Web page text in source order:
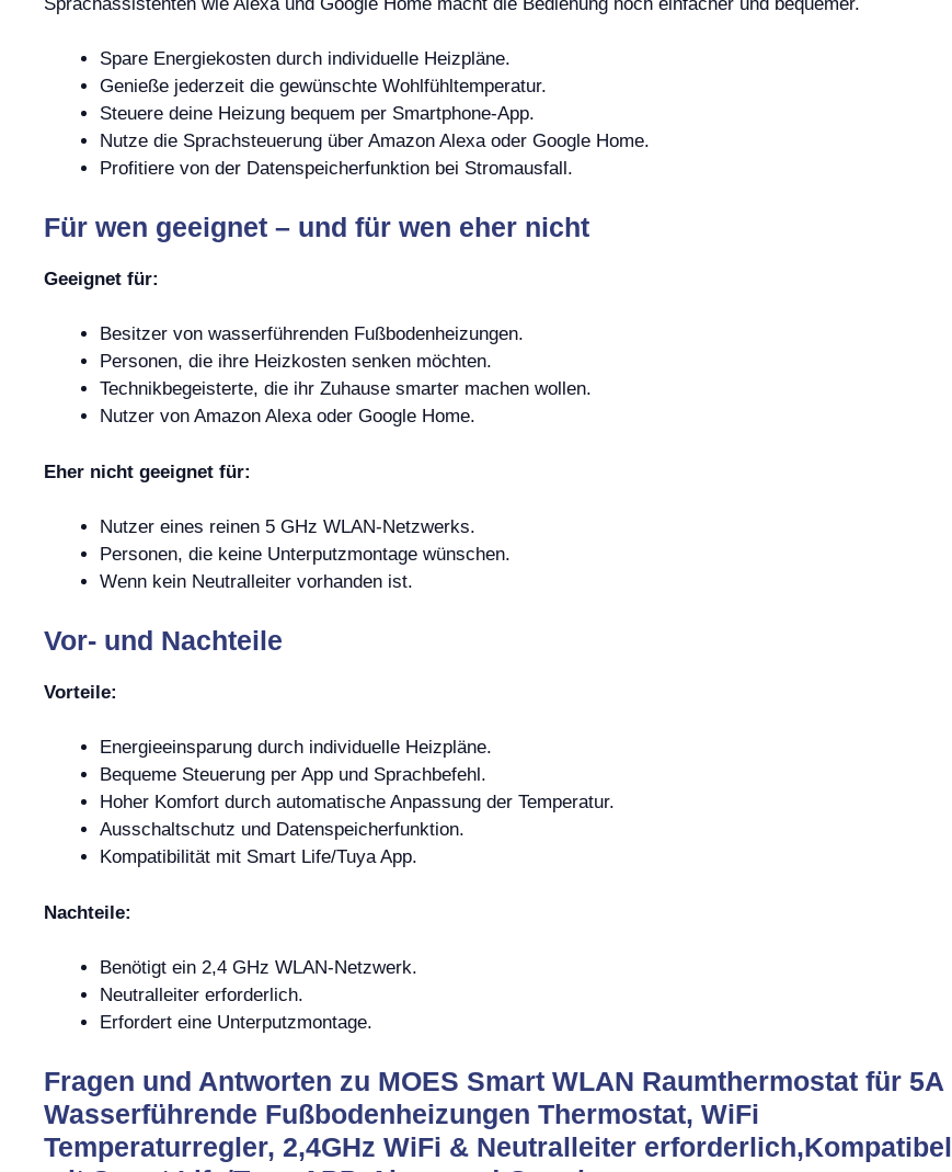
Spare Energiekosten durch individuelle Heizpläne.
Genieße jederzeit die gewünschte Wohlfühltemperatur.
Steuere deine Heizung bequem per Smartphone-App.
Nutze die Sprachsteuerung über Amazon Alexa oder Google Home.
Profitiere von der Datenspeicherfunktion bei Stromausfall.
Für wen geeignet – und für wen eher nicht
Geeignet für:
Besitzer von wasserführenden Fußbodenheizungen.
Personen, die ihre Heizkosten senken möchten.
Technikbegeisterte, die ihr Zuhause smarter machen wollen.
Nutzer von Amazon Alexa oder Google Home.
Eher nicht geeignet für:
Nutzer eines reinen 5 GHz WLAN-Netzwerks.
Personen, die keine Unterputzmontage wünschen.
Wenn kein Neutralleiter vorhanden ist.
Vor- und Nachteile
Vorteile:
Energieeinsparung durch individuelle Heizpläne.
Bequeme Steuerung per App und Sprachbefehl.
Hoher Komfort durch automatische Anpassung der Temperatur.
Ausschaltschutz und Datenspeicherfunktion.
Kompatibilität mit Smart Life/Tuya App.
Nachteile:
Benötigt ein 2,4 GHz WLAN-Netzwerk.
Neutralleiter erforderlich.
Erfordert eine Unterputzmontage.
Fragen und Antworten zu MOES Smart WLAN Raumthermostat für 5A
Wasserführende Fußbodenheizungen Thermostat, WiFi
Temperaturregler, 2,4GHz WiFi & Neutralleiter erforderlich,Kompatibel